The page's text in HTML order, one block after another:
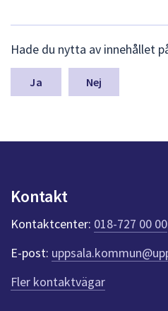
ä
m
a
n
k
e
r
f
ö
r
Hade du nytta av innehållet
Nej
Kontakt
Kontaktcenter: 018-727 00 00
E-post:
Fler kontaktvägar